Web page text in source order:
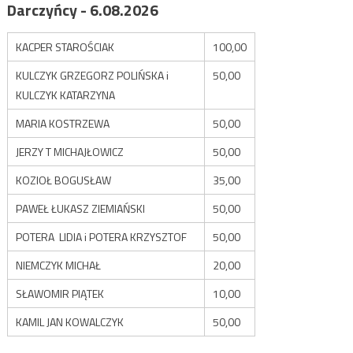
Darczyńcy - 6.08.2026
KACPER STAROŚCIAK
100,00
KULCZYK GRZEGORZ POLIŃSKA i
KULCZYK KATARZYNA
50,00
MARIA KOSTRZEWA
50,00
JERZY T MICHAJŁOWICZ
50,00
KOZIOŁ BOGUSŁAW
35,00
PAWEŁ ŁUKASZ ZIEMIAŃSKI
50,00
POTERA LIDIA i POTERA KRZYSZTOF
50,00
NIEMCZYK MICHAŁ
20,00
SŁAWOMIR PIĄTEK
10,00
KAMIL JAN KOWALCZYK
50,00